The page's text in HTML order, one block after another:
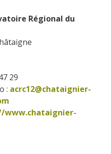
Régional du
29
: acrc12@chataignier-
www.chataignier-